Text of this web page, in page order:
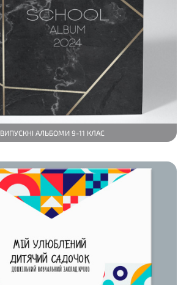
ВИПУСКНІ АЛЬБОМИ 9-11 КЛАС